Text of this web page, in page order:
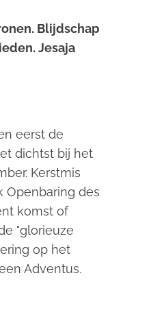
Blijdschap
Jesaja
eerst de
dichtst bij het
Kerstmis
Openbaring des
komst of
"glorieuze
op het
Adventus.